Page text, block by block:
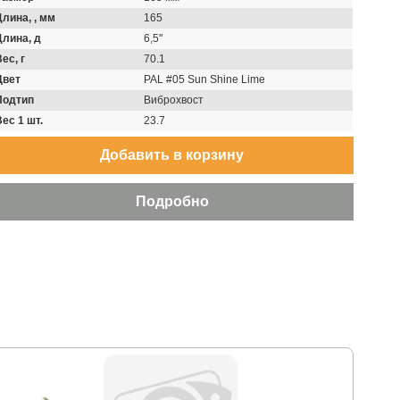
, мм
165
д
6,5"
г
70.1
PAL #05 Sun Shine Lime
Виброхвост
1 шт.
23.7